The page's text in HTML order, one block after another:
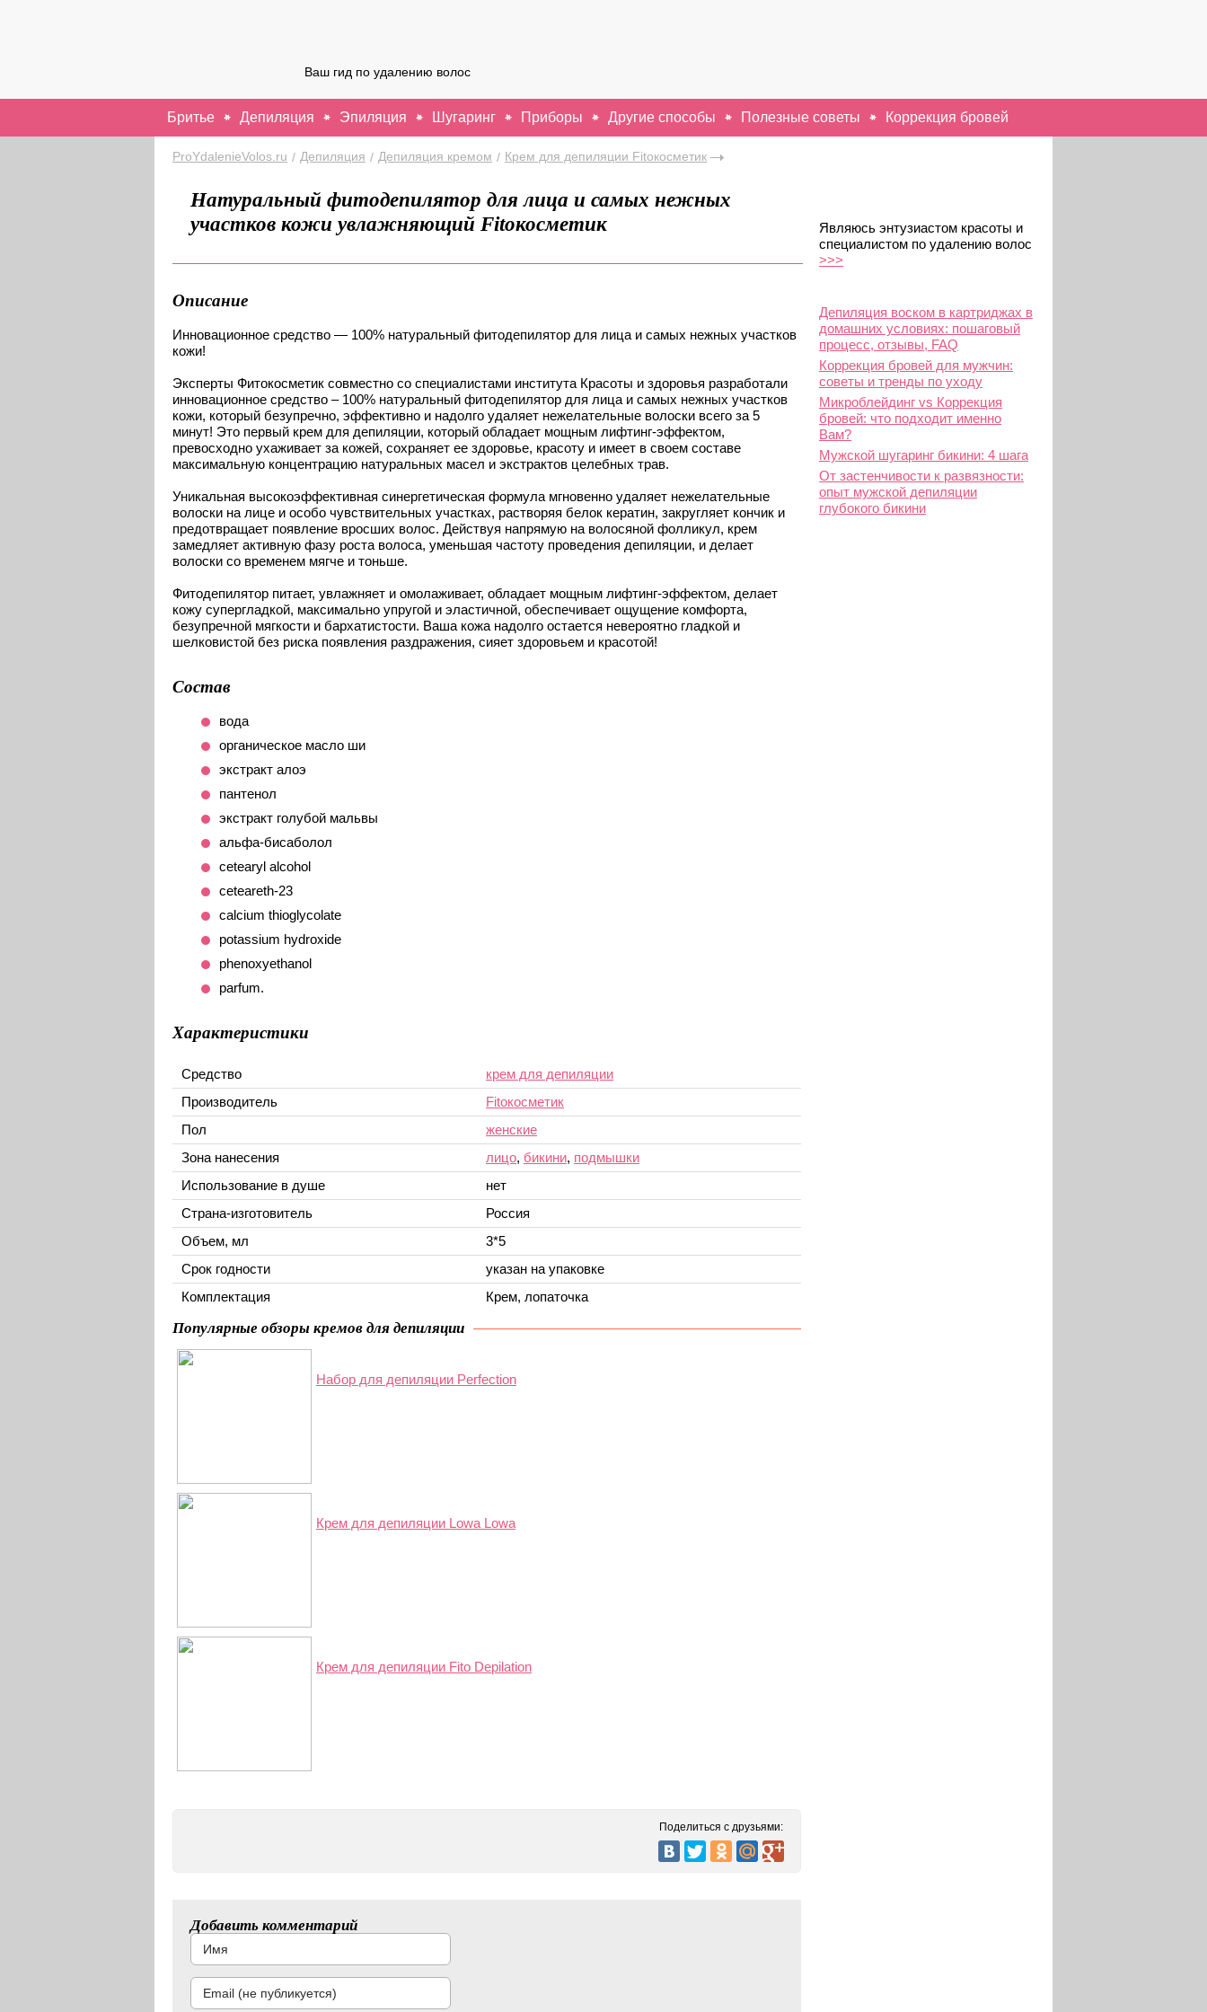
Ваш гид по удалению волос
Бритье Депиляция Эпиляция Шугаринг Приборы Другие способы Полезные советы Коррекция бровей
ProYdalenieVolos.ru / Депиляция / Депиляция кремом / Крем для депиляции Fitoкосметик
Натуральный фитодепилятор для лица и самых нежных
участков кожи увлажняющий Fitoкосметик
Описание
Инновационное средство — 100% натуральный фитодепилятор для лица и самых нежных участков
кожи!
Эксперты Фитокосметик совместно со специалистами института Красоты и здоровья разработали
инновационное средство – 100% натуральный фитодепилятор для лица и самых нежных участков
кожи, который безупречно, эффективно и надолго удаляет нежелательные волоски всего за 5
минут! Это первый крем для депиляции, который обладает мощным лифтинг-эффектом,
превосходно ухаживает за кожей, сохраняет ее здоровье, красоту и имеет в своем составе
максимальную концентрацию натуральных масел и экстрактов целебных трав.
Уникальная высокоэффективная синергетическая формула мгновенно удаляет нежелательные
волоски на лице и особо чувствительных участках, растворяя белок кератин, закругляет кончик и
предотвращает появление вросших волос. Действуя напрямую на волосяной фолликул, крем
замедляет активную фазу роста волоса, уменьшая частоту проведения депиляции, и делает
волоски со временем мягче и тоньше.
Фитодепилятор питает, увлажняет и омолаживает, обладает мощным лифтинг-эффектом, делает
кожу супергладкой, максимально упругой и эластичной, обеспечивает ощущение комфорта,
безупречной мягкости и бархатистости. Ваша кожа надолго остается невероятно гладкой и
шелковистой без риска появления раздражения, сияет здоровьем и красотой!
Состав
вода
органическое масло ши
экстракт алоэ
пантенол
экстракт голубой мальвы
альфа-бисаболол
cetearyl alcohol
ceteareth-23
calcium thioglycolate
potassium hydroxide
phenoxyethanol
parfum.
Характеристики
Средство
крем для депиляции
Производитель
Fitoкосметик
Пол
женские
Зона нанесения
лицо, бикини, подмышки
Использование в душе
нет
Страна-изготовитель
Россия
Объем, мл
3*5
Срок годности
указан на упаковке
Комплектация
Крем, лопаточка
Популярные обзоры кремов для депиляции
Набор для депиляции Perfection
Крем для депиляции Lowa Lowa
Крем для депиляции Fito Depilation
Поделиться с друзьями:
Добавить комментарий
Являюсь энтузиастом красоты и
специалистом по удалению волос
>>>
Депиляция воском в картриджах в
домашних условиях: пошаговый
процесс, отзывы, FAQ
Коррекция бровей для мужчин:
советы и тренды по уходу
Микроблейдинг vs Коррекция
бровей: что подходит именно
Вам?
Мужской шугаринг бикини: 4 шага
От застенчивости к развязности:
опыт мужской депиляции
глубокого бикини